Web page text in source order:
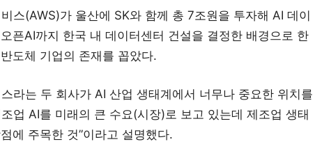
스(AWS)가 울산에 SK와 함께 총 7조원을 투자해 AI 데이
픈AI까지 한국 내 데이터센터 건설을 결정한 배경으로 한
도체 기업의 존재를 꼽았다.
라는 두 회사가 AI 산업 생태계에서 너무나 중요한 위치를
업 AI를 미래의 큰 수요(시장)로 보고 있는데 제조업 생태
에 주목한 것”이라고 설명했다.